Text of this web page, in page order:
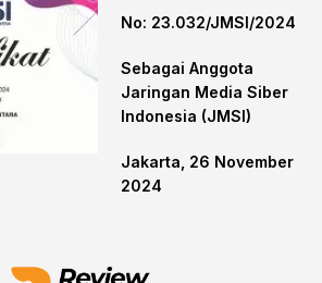
No: 23.032/JMSI/2024
Sebagai Anggota
Jaringan Media Siber
Indonesia (JMSI)
Jakarta, 26 November
2024